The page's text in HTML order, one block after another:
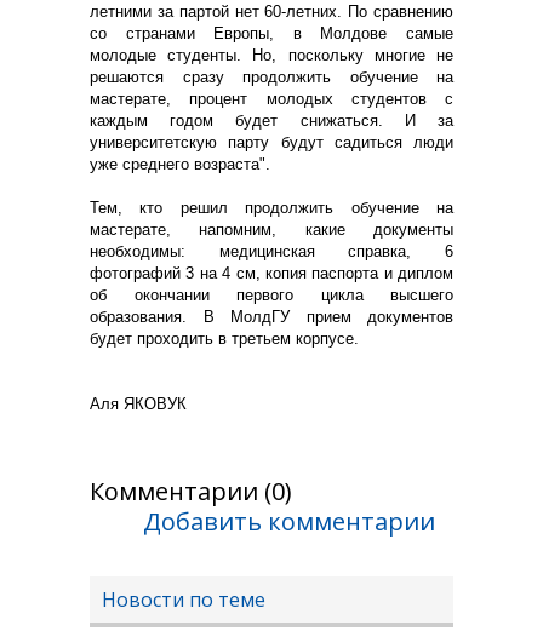
летними за партой нет 60-летних. По сравнению
со странами Европы, в Молдове самые
молодые студенты. Но, поскольку многие не
решаются сразу продолжить обучение на
мастерате, процент молодых студентов с
каждым годом будет снижаться. И за
университетскую парту будут садиться люди
уже среднего возраста".
Тем, кто решил продолжить обучение на
мастерате, напомним, какие документы
необходимы: медицинская справка, 6
фотографий 3 на 4 см, копия паспорта и диплом
об окончании первого цикла высшего
образования. В МолдГУ прием документов
будет проходить в третьем корпусе.
Аля ЯКОВУК
Комментарии (0)
Добавить комментарии
Новости по теме